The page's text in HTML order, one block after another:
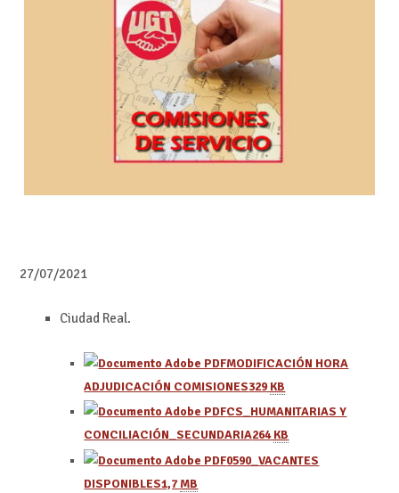
27/07/2021
Ciudad Real.
MODIFICACIÓN HORA
ADJUDICACIÓN COMISIONES329 KB
CS_HUMANITARIAS Y
CONCILIACIÓN_SECUNDARIA264KB
0590_VACANTES
DISPONIBLES1,7MB